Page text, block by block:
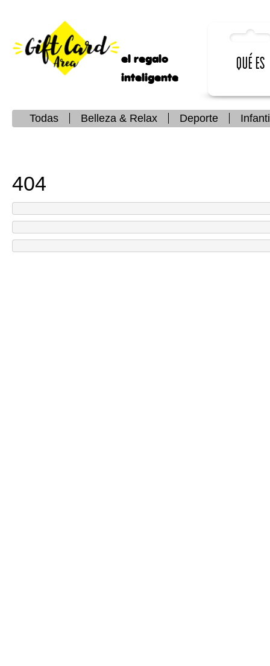
el regalo
inteligente
Qué es
Todas Belleza & Relax Deporte
404